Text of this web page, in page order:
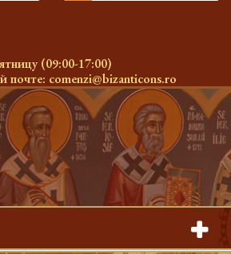
(09:00-17:00)
почте: comenzi@bizanticons.ro